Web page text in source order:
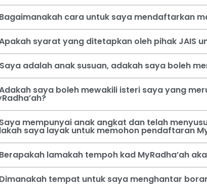
cara untuk saya mendaftarkan
syarat yang ditetapkan oleh pihak JAIS
adalah anak susuan, adakah saya boleh
saya boleh mewakili isteri saya yang
mempunyai anak angkat dan telah
saya layak untuk memohon pendaftaran
lamakah tempoh kad MyRadha’ah
tempat untuk saya menghantar